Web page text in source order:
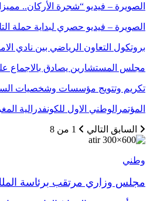
الصويرة – فيديو “شجرة الأركان..
الصويرة – فيديو حصري لبداية حملة
بروتكول التعاون الرياضي بين نادي
مجلس المستشارين يصادق بالاجماع
تكريم وتتويج مؤسسات وشخصيات
المؤتمرالوطني الاول للكونفدرالية
السابق التالي 1 من 8
وطني
مجلس وزاري مرتقب برئاسة